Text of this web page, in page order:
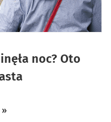
noc? Oto
»